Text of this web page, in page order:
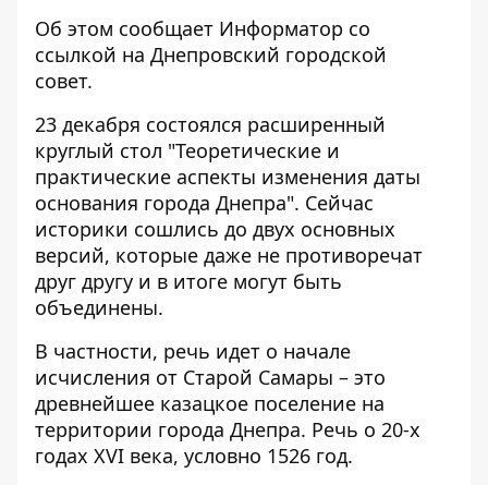
Об этом сообщает Информатор со
ссылкой на Днепровский городской
совет.
23 декабря состоялся расширенный
круглый стол "Теоретические и
практические аспекты изменения даты
основания города Днепра". Сейчас
историки сошлись до двух основных
версий, которые даже не противоречат
друг другу и в итоге могут быть
объединены.
В частности, речь идет о начале
исчисления от Старой Самары – это
древнейшее казацкое поселение на
территории города Днепра. Речь о 20-х
годах XVI века, условно 1526 год.